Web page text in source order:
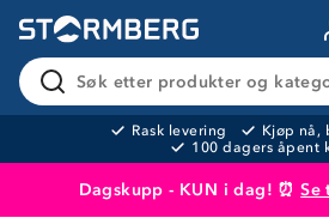
Søk etter produkter og
Rask levering
Kjøp nå,
100 dagers åpent
Dagskupp - KUN i dag! ⏰Se